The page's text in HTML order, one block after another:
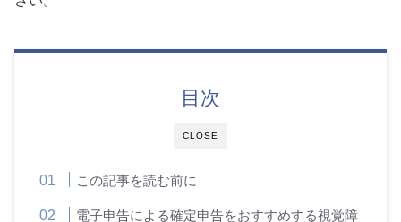
CLOSE
目次
この記事を読む前に
電子申告による確定申告をおすすめする視覚障